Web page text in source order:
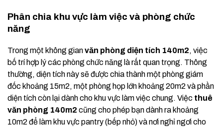
Phân chia khu vực làm việc và phòng chức
năng
Trong một không gianvăn phòng diện tích 140m2, việc
bố trí hợp lý các phòng chức năng là rất quan trọng. Thông
thường, diện tích này sẽ được chia thành một phòng giám
đốc khoảng 15m2, một phòng họp lớn khoảng 20m2 và phần
diện tích còn lại dành cho khu vực làm việc chung. Việc thuê
văn phòng 140m2 cũng cho phép bạn dành ra khoảng
10m2 để làm khu vực pantry (bếp nhỏ) và nơi nghỉ ngơi cho